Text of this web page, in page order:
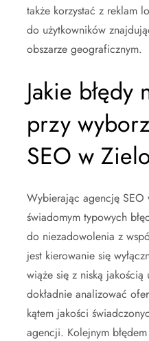
także korzystać z reklam
do użytkowników
obszarze geograficznym.
Jakie błędy
przy
SEO w
Wybierając agencję
świadomym typowych
do niezadowolenia z
jest kierowanie się
wiąże się z niską jakością
dokładnie analizować
kątem jakości
agencji. Kolejnym